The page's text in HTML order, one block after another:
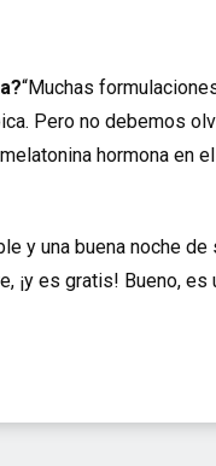
“Muchas
Pero no debemos
hormona en
y una buena noche
¡y es gratis! Bueno, es